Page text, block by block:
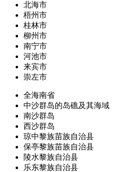
北海市
梧州市
桂林市
柳州市
南宁市
河池市
来宾市
崇左市
全海南省
中沙群岛的岛礁及其海域
南沙群岛
西沙群岛
琼中黎族苗族自治县
保亭黎族苗族自治县
陵水黎族自治县
乐东黎族自治县